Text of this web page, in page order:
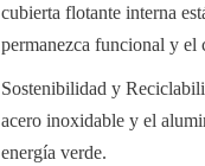
cubierta flotante interna
permanezca funcional y el
Sostenibilidad y
acero inoxidable y el
energía verde.